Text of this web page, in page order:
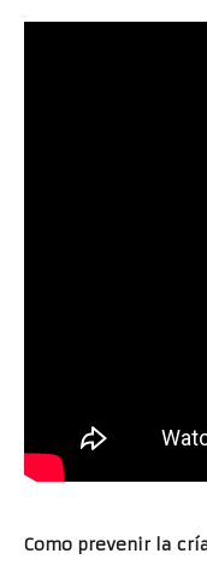
Como prevenir la